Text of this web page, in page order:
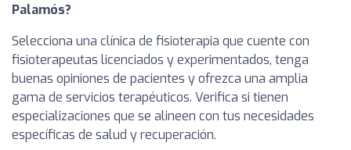
Palamós?
Selecciona una clínica de fisioterapia que cuente con
fisioterapeutas licenciados y experimentados, tenga
buenas opiniones de pacientes y ofrezca una amplia
gama de servicios terapéuticos. Verifica si tienen
especializaciones que se alineen con tus necesidades
específicas de salud y recuperación.